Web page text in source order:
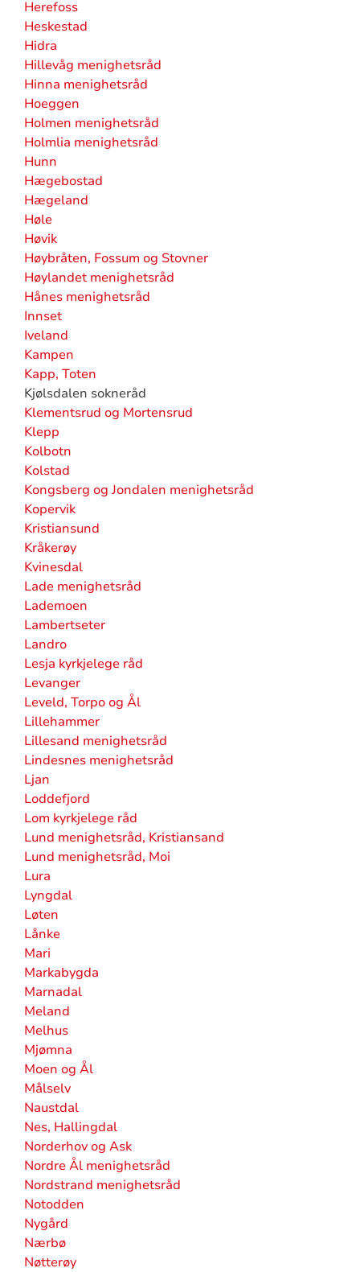
Herefoss
Heskestad
Hidra
Hillevåg menighetsråd
Hinna menighetsråd
Hoeggen
Holmen menighetsråd
Holmlia menighetsråd
Hunn
Hægebostad
Hægeland
Høle
Høvik
Høybråten, Fossum og Stovner
Høylandet menighetsråd
Hånes menighetsråd
Innset
Iveland
Kampen
Kapp, Toten
Kjølsdalen sokneråd
Klementsrud og Mortensrud
Klepp
Kolbotn
Kolstad
Kongsberg og Jondalen menighetsråd
Kopervik
Kristiansund
Kråkerøy
Kvinesdal
Lade menighetsråd
Lademoen
Lambertseter
Landro
Lesja kyrkjelege råd
Levanger
Leveld, Torpo og Ål
Lillehammer
Lillesand menighetsråd
Lindesnes menighetsråd
Ljan
Loddefjord
Lom kyrkjelege råd
Lund menighetsråd, Kristiansand
Lund menighetsråd, Moi
Lura
Lyngdal
Løten
Lånke
Mari
Markabygda
Marnadal
Meland
Melhus
Mjømna
Moen og Ål
Målselv
Naustdal
Nes, Hallingdal
Norderhov og Ask
Nordre Ål menighetsråd
Nordstrand menighetsråd
Notodden
Nygård
Nærbø
Nøtterøy